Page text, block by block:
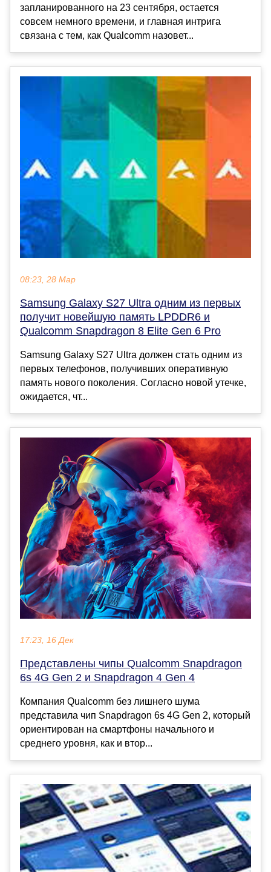
запланированного на 23 сентября, остается
совсем немного времени, и главная интрига
связана с тем, как Qualcomm назовет...
08:23, 28 Мар
Samsung Galaxy S27 Ultra одним из первых
получит новейшую память LPDDR6 и
Qualcomm Snapdragon 8 Elite Gen 6 Pro
Samsung Galaxy S27 Ultra должен стать одним из
первых телефонов, получивших оперативную
память нового поколения. Согласно новой утечке,
ожидается, чт...
17:23, 16 Дек
Представлены чипы Qualcomm Snapdragon
6s 4G Gen 2 и Snapdragon 4 Gen 4
Компания Qualcomm без лишнего шума
представила чип Snapdragon 6s 4G Gen 2, который
ориентирован на смартфоны начального и
среднего уровня, как и втор...